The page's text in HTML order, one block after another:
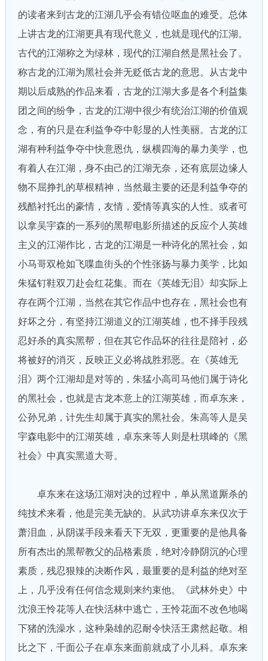
的读者来到古龙的江湖几乎会有错位呕血的难受。总体
上讲古龙的江湖更具有现代意义，也就是现代的江湖。
古代的江湖称之为绿林，现代的江湖自然是黑社会了。
称古龙的江湖为黑社会并无贬低古龙的意思。从古龙中
期以后成熟的作品来看，古龙的江湖大多是各个利益集
团之间的纷争，古龙的江湖中很少有统治江湖的价值观
念，有的只是在利益争夺中彰显的人性美丽。古龙的江
湖有种利益争夺中快意恩仇，纵横四海的暴力美学，也
有着人在江湖，身不由己的江湖无奈，还有底层边缘人
物不屈挣扎的草根精神，当然最主要的还是利益争夺的
残酷衬托出的豪情，友情，爱情等真实的人性。或者可
以拿吴宇森的一系列的黑帮电影所描述的反应个人英雄
主义的江湖作比，古龙的江湖是一种诗化的黑社会，如
小马哥双枪如飞喋血街头的个性张扬与暴力美学，比如
朱猛钉鞋双刀赴会红花集。而在《英雄无泪》却实际上
存在两个江湖，当然在其它作品中也存在，黑社会也有
好坏之分，有坚持江湖道义的江湖英雄，也不择手段残
忍好杀的真实黑帮，但在其它作品坏的往往是陪衬，必
将被好的消灭，反映正义必将战胜邪恶。在《英雄无
泪》两个江湖却是对等的，朱猛小高司马他们属于诗化
的黑社会，也就是古龙本意上的江湖英雄，而卓东来，
公孙兄弟，计先生却属于真实的黑社会。朱高等人是吴
宇森电影中的江湖英雄，卓东来等人则是杜琪峰的《黑
社会》中真实黑道大哥。
卓东来在这场江湖对决的过程中，单从黑道厮杀的
纯技术来看，他是完美无缺的。从武功讲卓东来仅次于
萧泪血，从阴谋手段来看天下无双，更重要的是他具备
所有杰出的黑帮教父的品格素质，绝对冷静阴沉的心理
素质，残忍狠辣的决断作风，最重要的是利益的绝对至
上，几乎没有任何信念规则来约束他。《武林外史》中
沈浪王怜花等人在快活林中逃亡，王怜花面不改色地喝
下猪的洗澡水，这种枭雄的忍耐令快活王肃然起敬。相
比之下，千面公子在卓东来面前就成了小儿科。卓东来